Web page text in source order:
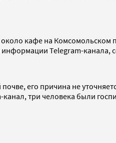
кафе на Комсомольском
Telegram-канала,
его причина не
канал, три человека были